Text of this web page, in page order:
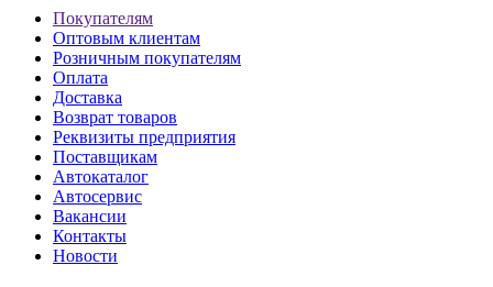
Покупателям
Оптовым клиентам
Розничным покупателям
Оплата
Доставка
Возврат товаров
Реквизиты предприятия
Поставщикам
Автокаталог
Автосервис
Вакансии
Контакты
Новости